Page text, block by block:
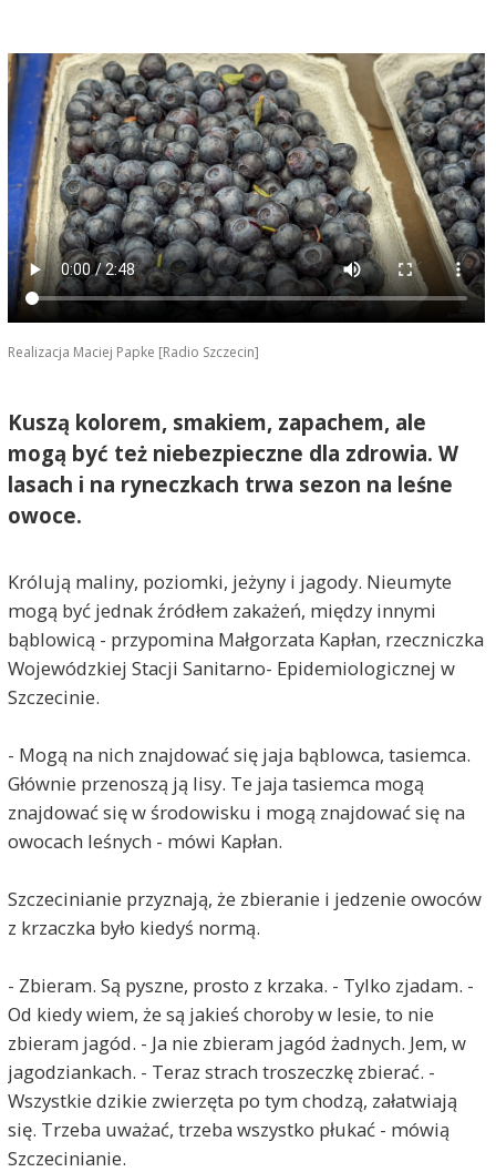
Realizacja Maciej Papke [Radio Szczecin]
Kuszą kolorem, smakiem, zapachem, ale
mogą być też niebezpieczne dla zdrowia. W
lasach i na ryneczkach trwa sezon na leśne
owoce.
Królują maliny, poziomki, jeżyny i jagody. Nieumyte
mogą być jednak źródłem zakażeń, między innymi
bąblowicą - przypomina Małgorzata Kapłan, rzeczniczka
Wojewódzkiej Stacji Sanitarno- Epidemiologicznej w
Szczecinie.
- Mogą na nich znajdować się jaja bąblowca, tasiemca.
Głównie przenoszą ją lisy. Te jaja tasiemca mogą
znajdować się w środowisku i mogą znajdować się na
owocach leśnych - mówi Kapłan.
Szczecinianie przyznają, że zbieranie i jedzenie owoców
z krzaczka było kiedyś normą.
- Zbieram. Są pyszne, prosto z krzaka. - Tylko zjadam. -
Od kiedy wiem, że są jakieś choroby w lesie, to nie
zbieram jagód. - Ja nie zbieram jagód żadnych. Jem, w
jagodziankach. - Teraz strach troszeczkę zbierać. -
Wszystkie dzikie zwierzęta po tym chodzą, załatwiają
się. Trzeba uważać, trzeba wszystko płukać - mówią
Szczecinianie.